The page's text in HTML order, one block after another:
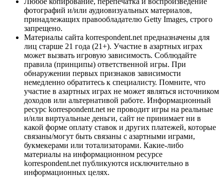
фотографий и/или аудиовизуальных материалов,
принадлежащих правообладателю Getty Images, строго
запрещено.
Материалы сайта korrespondent.net предназначены для
лиц старше 21 года (21+). Участие в азартных играх
может вызвать игровую зависимость. Соблюдайте
правила (принципы) ответственной игры. При
обнаружении первых признаков зависимости
немедленно обратитесь к специалисту. Помните, что
участие в азартных играх не может являться источником
доходов или альтернативой работе. Информационный
ресурс korrespondent.net не проводит игры на реальные
и/или виртуальные деньги, сайт не принимает ни в
какой форме оплату ставок и других платежей, которые
связаны/могут быть связаны с азартными играми,
букмекерами или тотализаторами. Какие-либо
материалы на информационном ресурсе
korrespondent.net публикуются исключительно в
информационных целях.